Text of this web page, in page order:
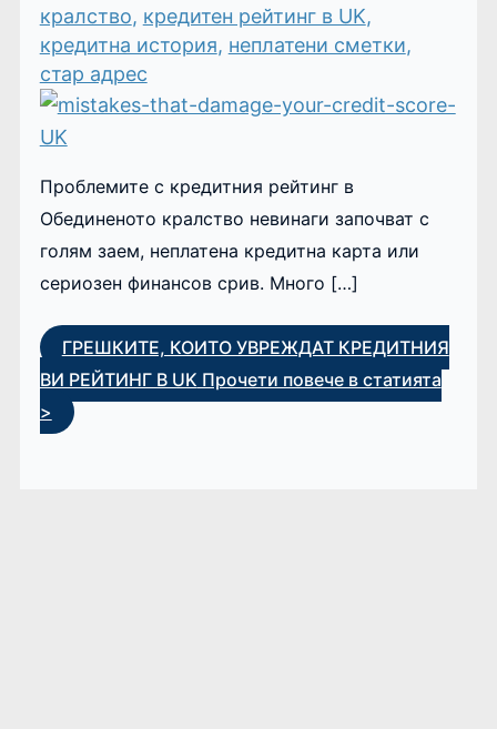
кралство, кредитен рейтинг в UK,
кредитна история, неплатени сметки,
стар адрес
Проблемите с кредитния рейтинг в
Обединеното кралство невинаги започват с
голям заем, неплатена кредитна карта или
сериозен финансов срив. Много […]
ГРЕШКИТЕ, КОИТО УВРЕЖДАТ КРЕДИТНИЯ
ВИ РЕЙТИНГ В UK Прочети повече в статията
>